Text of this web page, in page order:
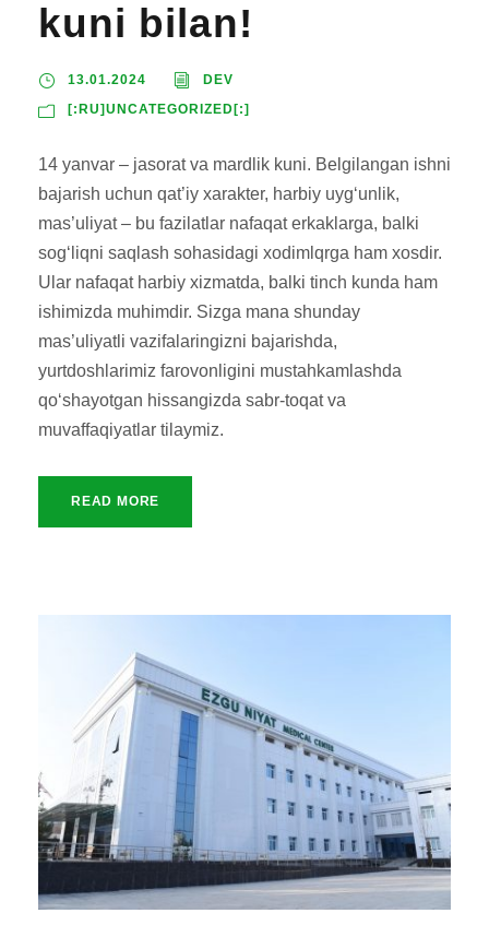
kuni bilan!
13.01.2024 DEV
[:RU]UNCATEGORIZED[:]
14 yanvar – jasorat va mardlik kuni. Belgilangan ishni
bajarish uchun qat’iy xarakter, harbiy uyg‘unlik,
mas’uliyat – bu fazilatlar nafaqat erkaklarga, balki
sog‘liqni saqlash sohasidagi xodimlqrga ham xosdir.
Ular nafaqat harbiy xizmatda, balki tinch kunda ham
ishimizda muhimdir. Sizga mana shunday
mas’uliyatli vazifalaringizni bajarishda,
yurtdoshlarimiz farovonligini mustahkamlashda
qo‘shayotgan hissangizda sabr-toqat va
muvaffaqiyatlar tilaymiz.
READ MORE